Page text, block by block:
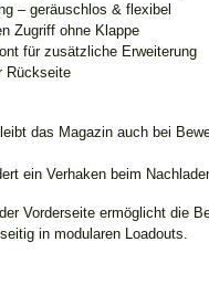
– geräuschlos & flexibel
Zugriff ohne Klappe
für zusätzliche Erweiterung
Rückseite
das Magazin auch bei
ein Verhaken beim
Vorderseite ermöglicht die
in modularen Loadouts.